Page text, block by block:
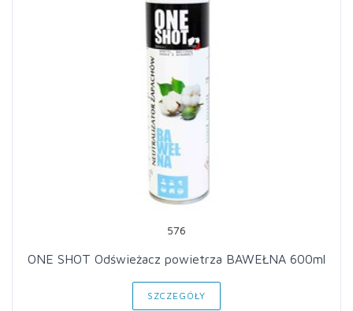
576
ONE SHOT Odświeżacz powietrza BAWEŁNA 600ml
SZCZEGÓŁY